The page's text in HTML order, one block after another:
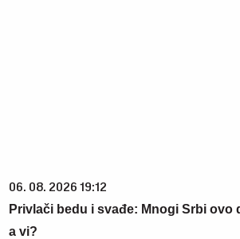
06. 08. 2026 19:12
Privlači bedu i svađe: Mnogi Srbi ovo
a vi?